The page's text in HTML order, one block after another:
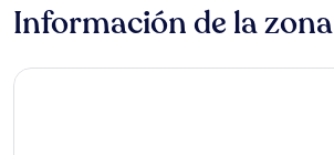
Información de la zona